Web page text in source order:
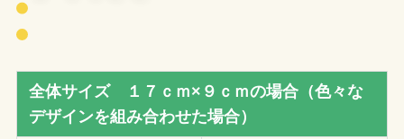
全体サイズ １７ｃｍ×９ｃｍの場合（色々な
デザインを組み合わせた場合）